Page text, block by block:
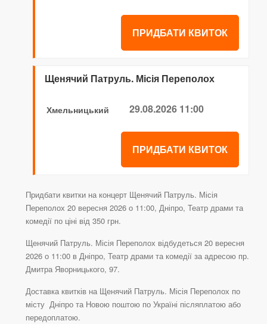
ПРИДБАТИ КВИТОК
Щенячий Патруль. Місія Переполох
Хмельницький 29.08.2026 11:00
ПРИДБАТИ КВИТОК
Придбати квитки на концерт Щенячий Патруль. Місія
Переполох 20 вересня 2026 о 11:00, Дніпро, Театр драми та
комедії по ціні від 350 грн.
Щенячий Патруль. Місія Переполох відбудеться 20 вересня
2026 о 11:00 в Дніпро, Театр драми та комедії за адресою пр.
Дмитра Яворницького, 97.
Доставка квитків на Щенячий Патруль. Місія Переполох по
місту Дніпро та Новою поштою по Україні післяплатою або
передоплатою.